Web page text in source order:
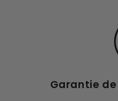
Garantie